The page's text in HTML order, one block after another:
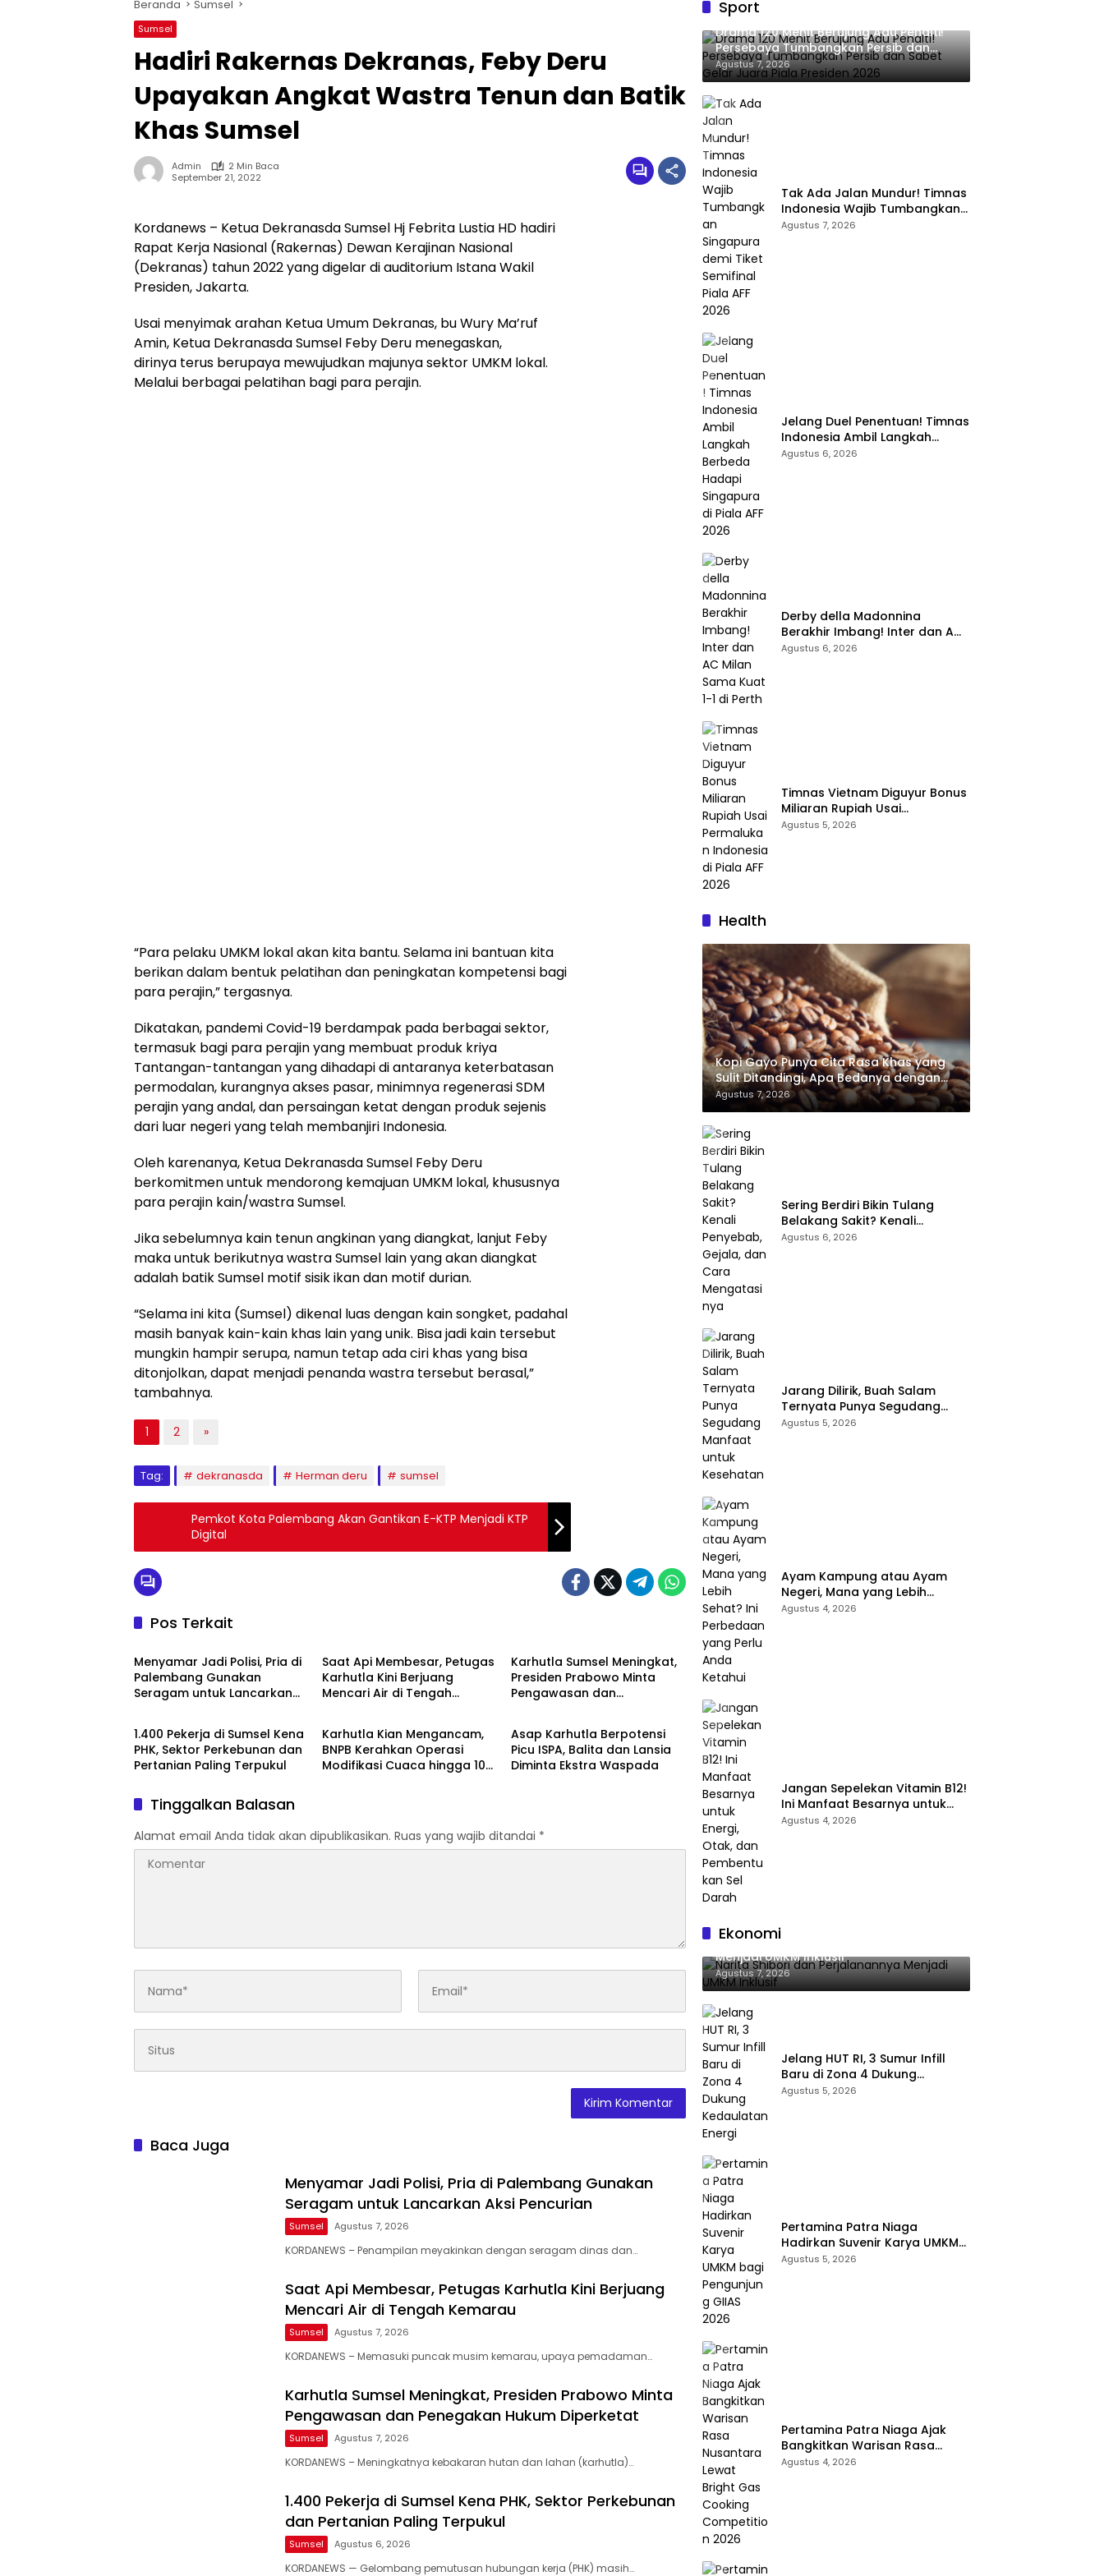
Beranda Sumsel
Sumsel
Hadiri Rakernas Dekranas, Feby Deru
Upayakan Angkat Wastra Tenun dan Batik
Khas Sumsel
Admin
2 Min Baca
September 21, 2022
Kordanews – Ketua Dekranasda Sumsel Hj Febrita Lustia HD hadiri
Rapat Kerja Nasional (Rakernas) Dewan Kerajinan Nasional
(Dekranas) tahun 2022 yang digelar di auditorium Istana Wakil
Presiden, Jakarta.
Usai menyimak arahan Ketua Umum Dekranas, bu Wury Ma’ruf
Amin, Ketua Dekranasda Sumsel Feby Deru menegaskan,
dirinya terus berupaya mewujudkan majunya sektor UMKM lokal.
Melalui berbagai pelatihan bagi para perajin.
“Para pelaku UMKM lokal akan kita bantu. Selama ini bantuan kita
berikan dalam bentuk pelatihan dan peningkatan kompetensi bagi
para perajin,” tergasnya.
Dikatakan, pandemi Covid-19 berdampak pada berbagai sektor,
termasuk bagi para perajin yang membuat produk kriya
Tantangan-tantangan yang dihadapi di antaranya keterbatasan
permodalan, kurangnya akses pasar, minimnya regenerasi SDM
perajin yang andal, dan persaingan ketat dengan produk sejenis
dari luar negeri yang telah membanjiri Indonesia.
Oleh karenanya, Ketua Dekranasda Sumsel Feby Deru
berkomitmen untuk mendorong kemajuan UMKM lokal, khususnya
para perajin kain/wastra Sumsel.
Jika sebelumnya kain tenun angkinan yang diangkat, lanjut Feby
maka untuk berikutnya wastra Sumsel lain yang akan diangkat
adalah batik Sumsel motif sisik ikan dan motif durian.
“Selama ini kita (Sumsel) dikenal luas dengan kain songket, padahal
masih banyak kain-kain khas lain yang unik. Bisa jadi kain tersebut
mungkin hampir serupa, namun tetap ada ciri khas yang bisa
ditonjolkan, dapat menjadi penanda wastra tersebut berasal,”
tambahnya.
1 2 »
Tag: dekranasda Herman deru sumsel
Pemkot Kota Palembang Akan Gantikan E-KTP Menjadi KTP
Digital
Pos Terkait
Sumsel
Menyamar Jadi Polisi, Pria di
Palembang Gunakan
Seragam untuk Lancarkan
Saat Api Membesar, Petugas
Karhutla Kini Berjuang
Mencari Air di Tengah
Karhutla Sumsel Meningkat,
Presiden Prabowo Minta
Pengawasan dan
Sumsel
1.400 Pekerja di Sumsel Kena
PHK, Sektor Perkebunan dan
Pertanian Paling Terpukul
Sumsel
Karhutla Kian Mengancam,
BNPB Kerahkan Operasi
Modifikasi Cuaca hingga 10
Sumsel
Asap Karhutla Berpotensi
Picu ISPA, Balita dan Lansia
Diminta Ekstra Waspada
Tinggalkan Balasan
Alamat email Anda tidak akan dipublikasikan. Ruas yang wajib ditandai *
Baca Juga
Menyamar Jadi Polisi, Pria di Palembang Gunakan
Seragam untuk Lancarkan Aksi Pencurian
Sumsel Agustus 7, 2026
KORDANEWS – Penampilan meyakinkan dengan seragam dinas dan…
Saat Api Membesar, Petugas Karhutla Kini Berjuang
Mencari Air di Tengah Kemarau
Sumsel Agustus 7, 2026
KORDANEWS – Memasuki puncak musim kemarau, upaya pemadaman…
Karhutla Sumsel Meningkat, Presiden Prabowo Minta
Pengawasan dan Penegakan Hukum Diperketat
Sumsel Agustus 7, 2026
KORDANEWS – Meningkatnya kebakaran hutan dan lahan (karhutla)…
1.400 Pekerja di Sumsel Kena PHK, Sektor Perkebunan
dan Pertanian Paling Terpukul
Sumsel Agustus 6, 2026
KORDANEWS — Gelombang pemutusan hubungan kerja (PHK) masih…
Sport
Drama 120 Menit Berujung Adu Penalti!
Persebaya Tumbangkan Persib dan
Sabet Gelar Juara Piala Presiden 2026
Agustus 7, 2026
Tak Ada Jalan Mundur! Timnas
Indonesia Wajib Tumbangkan
Singapura demi Tiket Semifinal
Agustus 7, 2026
Jelang Duel Penentuan! Timnas
Indonesia Ambil Langkah
Berbeda Hadapi Singapura di
Agustus 6, 2026
Derby della Madonnina
Berakhir Imbang! Inter dan AC
Milan Sama Kuat 1-1 di Perth
Agustus 6, 2026
Timnas Vietnam Diguyur Bonus
Miliaran Rupiah Usai
Permalukan Indonesia di Piala
Agustus 5, 2026
Health
Kopi Gayo Punya Cita Rasa Khas yang
Sulit Ditandingi, Apa Bedanya dengan
Kopi Arabika Lain?
Agustus 7, 2026
Sering Berdiri Bikin Tulang
Belakang Sakit? Kenali
Penyebab, Gejala, dan Cara
Agustus 6, 2026
Jarang Dilirik, Buah Salam
Ternyata Punya Segudang
Manfaat untuk Kesehatan
Agustus 5, 2026
Ayam Kampung atau Ayam
Negeri, Mana yang Lebih
Sehat? Ini Perbedaan yang
Agustus 4, 2026
Jangan Sepelekan Vitamin B12!
Ini Manfaat Besarnya untuk
Energi, Otak, dan Pembentukan
Agustus 4, 2026
Ekonomi
Narita Shibori dan Perjalanannya
Menjadi UMKM Inklusif
Agustus 7, 2026
Jelang HUT RI, 3 Sumur Infill
Baru di Zona 4 Dukung
Kedaulatan Energi
Agustus 5, 2026
Pertamina Patra Niaga
Hadirkan Suvenir Karya UMKM
bagi Pengunjung GIIAS 2026
Agustus 5, 2026
Pertamina Patra Niaga Ajak
Bangkitkan Warisan Rasa
Nusantara Lewat Bright Gas
Agustus 4, 2026